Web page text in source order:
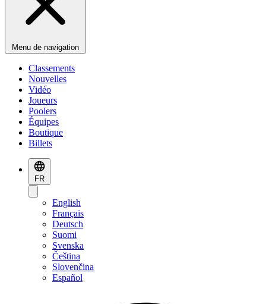
Menu de navigation
Classements
Nouvelles
Vidéo
Joueurs
Poolers
Équipes
Boutique
Billets
FR
English
Français
Deutsch
Suomi
Svenska
Čeština
Slovenčina
Español